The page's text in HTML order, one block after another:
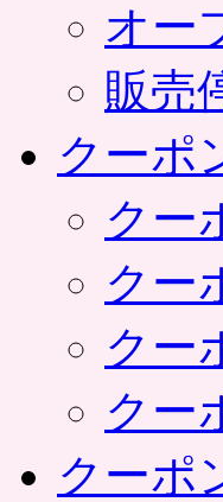
オー
販売
クーポ
クー
クー
クー
クー
クーポ